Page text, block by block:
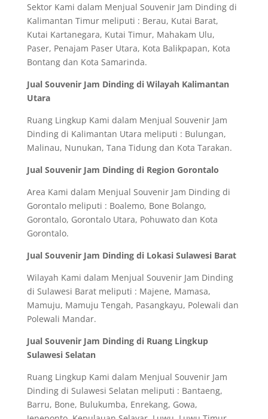
Sektor Kami dalam Menjual Souvenir Jam Dinding di
Kalimantan Timur meliputi : Berau, Kutai Barat,
Kutai Kartanegara, Kutai Timur, Mahakam Ulu,
Paser, Penajam Paser Utara, Kota Balikpapan, Kota
Bontang dan Kota Samarinda.
Jual Souvenir Jam Dinding di Wilayah Kalimantan
Utara
Ruang Lingkup Kami dalam Menjual Souvenir Jam
Dinding di Kalimantan Utara meliputi : Bulungan,
Malinau, Nunukan, Tana Tidung dan Kota Tarakan.
Jual Souvenir Jam Dinding di Region Gorontalo
Area Kami dalam Menjual Souvenir Jam Dinding di
Gorontalo meliputi : Boalemo, Bone Bolango,
Gorontalo, Gorontalo Utara, Pohuwato dan Kota
Gorontalo.
Jual Souvenir Jam Dinding di Lokasi Sulawesi Barat
Wilayah Kami dalam Menjual Souvenir Jam Dinding
di Sulawesi Barat meliputi : Majene, Mamasa,
Mamuju, Mamuju Tengah, Pasangkayu, Polewali dan
Polewali Mandar.
Jual Souvenir Jam Dinding di Ruang Lingkup
Sulawesi Selatan
Ruang Lingkup Kami dalam Menjual Souvenir Jam
Dinding di Sulawesi Selatan meliputi : Bantaeng,
Barru, Bone, Bulukumba, Enrekang, Gowa,